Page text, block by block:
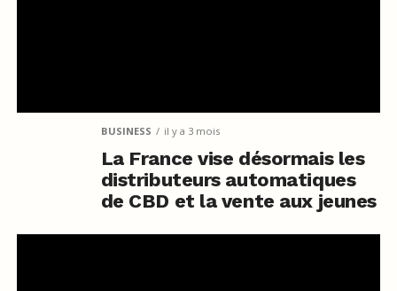
BUSINESS il y a 3 mois
La France vise désormais les
distributeurs automatiques
de CBD et la vente aux jeunes